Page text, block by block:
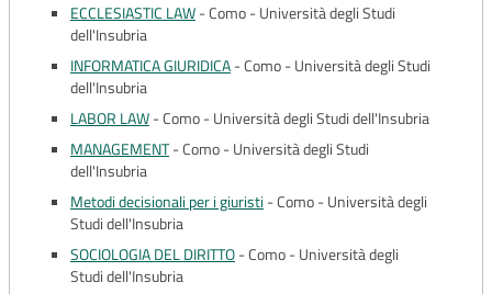
ECCLESIASTIC LAW-Como - Università degli Studi
dell'Insubria
INFORMATICA GIURIDICA-Como - Università degli Studi
dell'Insubria
LABOR LAW-Como - Università degli Studi dell'Insubria
MANAGEMENT-Como - Università degli Studi
dell'Insubria
Metodi decisionali per i giuristi -Como - Università degli
Studi dell'Insubria
SOCIOLOGIA DEL DIRITTO-Como - Università degli
Studi dell'Insubria